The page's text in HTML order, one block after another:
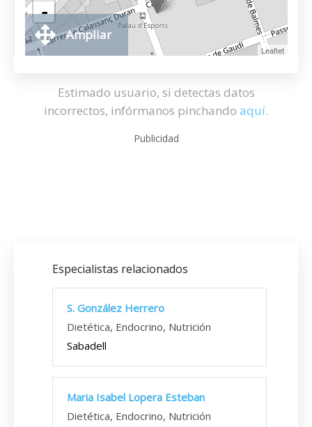
-
Leaflet
Ampliar
Estimado usuario, si detectas datos
incorrectos, infórmanos pinchando aquí.
Publicidad
Especialistas relacionados
S. González Herrero
Dietética, Endocrino, Nutrición
Sabadell
Maria Isabel Lopera Esteban
Dietética, Endocrino, Nutrición